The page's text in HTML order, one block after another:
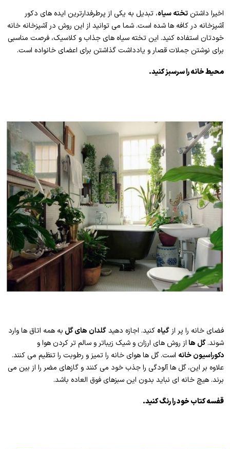
اخیرا داشتن تخته سیاه، تبدیل به یکی از پرطرفدارترین ایده های دکور
آشپزخانه در کافه ها شده است. شما می توانید از این روش در آشپزخانه خانه
خودتان استفاده کنید. این تخته سیاه های جذاب و کلاسیک، فرصت مناسبی
برای نوشتن جملات قصار و یادداشت گذاشتن برای اعضای خانواده است.
محیط خانه را سرسبز کنید.
فضای خانه را پر از گیاه کنید. اجازه دهیدگلدان های گل به همه اتاق ها وارد
شوند.گل هااز روش های ارزان و شیک زیباتر و سالم تر کردن هوا و
دکوراسیون خانه است. گل ها هوای خانه را تمیز و رطوبت را تنظیم می کنند.
علاوه بر این، گل ها آلودگی را جذب خود می کنند و گازهای مضر را از بین می
برند. هیچ خانه ای نباید بدون این سبزهای فوق العاده باشد.
قفسه کتاب خود را رنگ کنید.